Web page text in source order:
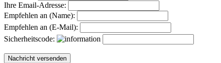
Ihre Email-Adresse:
Empfehlen an (Name):
Empfehlen an (E-Mail):
Sicherheitscode: